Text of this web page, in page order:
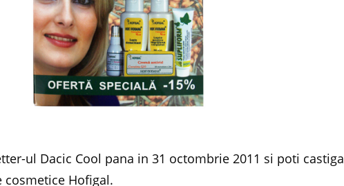
ul Dacic Cool pana in 31 octombrie 2011 si poti castiga
cosmetice Hofigal.